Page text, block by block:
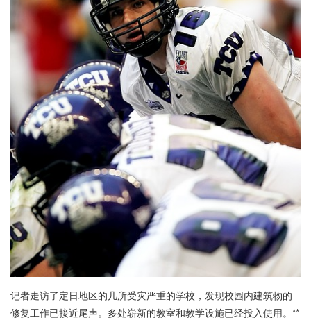
记者走访了定日地区的几所受灾严重的学校，发现校园内建筑物的
修复工作已接近尾声。多处崭新的教室和教学设施已经投入使用。**